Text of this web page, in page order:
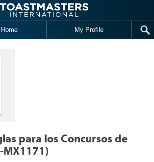
My Profile
para los Concursos de